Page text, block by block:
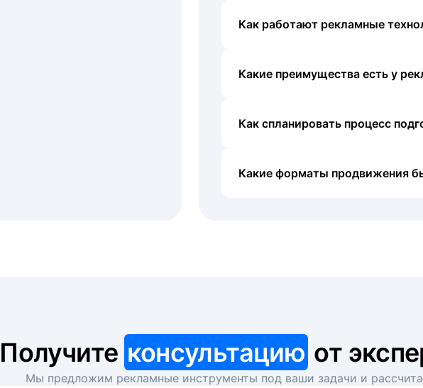
Как работают рекламные
Какие преимущества есть у
Как спланировать процесс
Какие форматы продвижения
Получите консультацию от
Мы предложим рекламные инструменты под ваши задачи и